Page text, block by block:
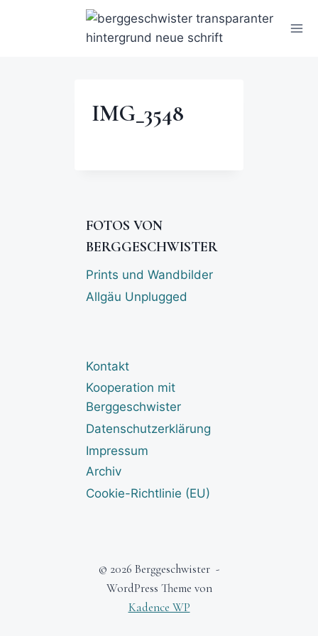
IMG_3548
FOTOS VON
BERGGESCHWISTER
Prints und Wandbilder
Allgäu Unplugged
Kontakt
Kooperation mit
Berggeschwister
Datenschutzerklärung
Impressum
Archiv
Cookie-Richtlinie (EU)
© 2026 Berggeschwister -
WordPress Theme von
Kadence WP